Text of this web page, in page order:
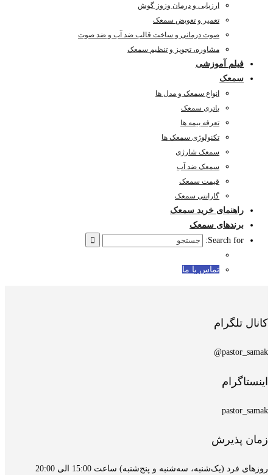
ارزیابی و درمان وزوز گوش
تعمیر و تعویض سمعک
صوت درمانی و ساخت قالب ضد آب و ضد صوت
مشاوره، تجویز و تنظیم سمعک
فیلم آموزشی
سمعک
انواع سمعک و مدل ها
باتری سمعک
تعرفه بیمه ها
تکنولوژی سمعک ها
سمعک شارژی
سمعک ضد آب
قیمت سمعک
گارانتی سمعک
راهنمای خرید سمعک
برندهای سمعک
Search for:
تماس با ما
کانال تلگرام
pastor_samak@
اینستاگرام
pastor_samak
زمان پذیرش
روزهای فرد (یک‌شنبه، سه‌شنبه و پنج‌شنبه) ساعت 15:00 الی 20:00